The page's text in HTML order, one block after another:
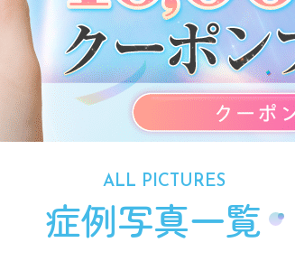
ALL PICTURES
症例写真一覧